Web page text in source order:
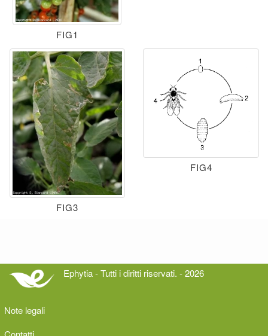
FIG1
FIG3
FIG4
Ephytia - Tutti i diritti riservati. - 2026
Note legali